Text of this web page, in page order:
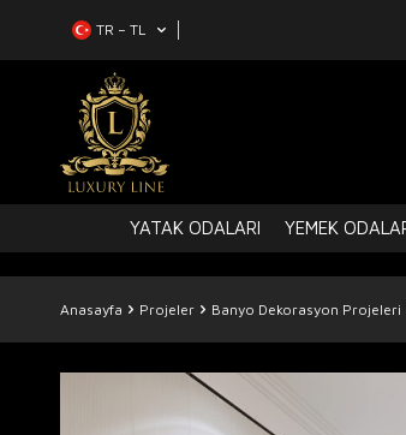
TR − TL
YATAK ODALARI YEMEK
Anasayfa Projeler Banyo Dekorasyon Projeleri